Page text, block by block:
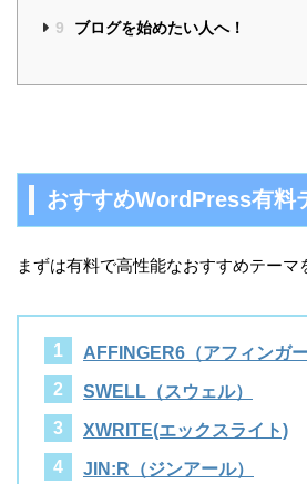
9 ブログを始めたい人へ！
おすすめWordPress有料
まずは有料で高性能なおすすめテーマ
AFFINGER6（アフィンガー
SWELL（スウェル）
XWRITE(エックスライト)
JIN:R（ジンアール）